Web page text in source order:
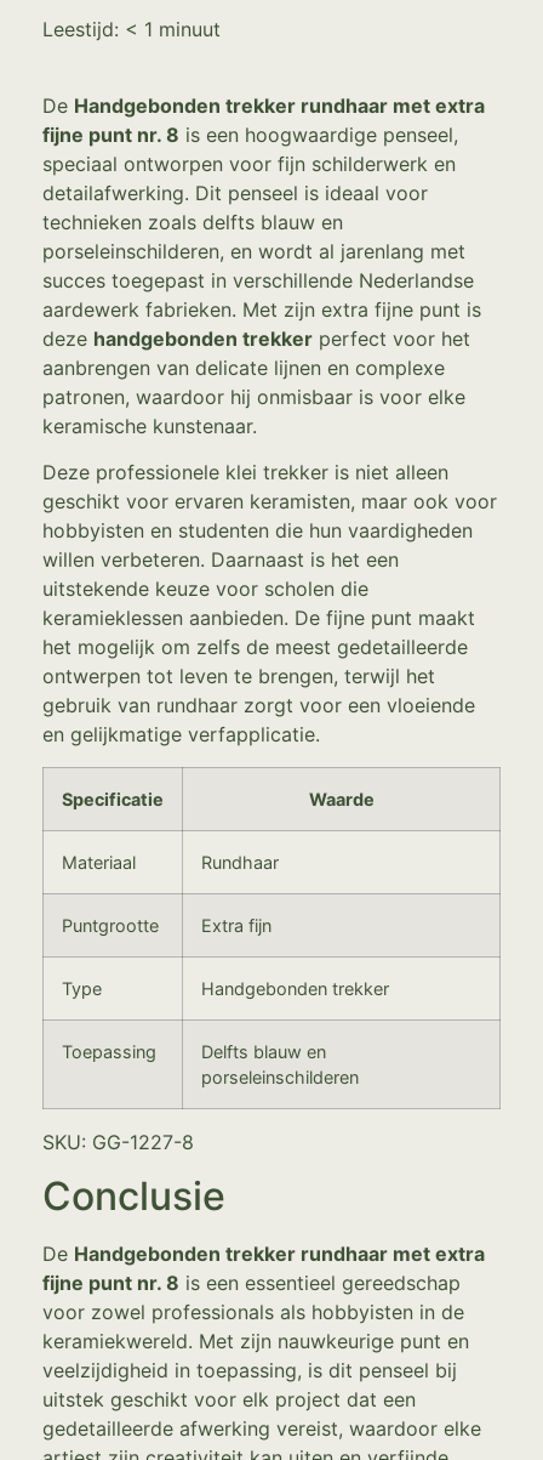
Leestijd: < 1 minuut
De Handgebonden trekker rundhaar met extra
fijne punt nr. 8 is een hoogwaardige penseel,
speciaal ontworpen voor fijn schilderwerk en
detailafwerking. Dit penseel is ideaal voor
technieken zoals delfts blauw en
porseleinschilderen, en wordt al jarenlang met
succes toegepast in verschillende Nederlandse
aardewerk fabrieken. Met zijn extra fijne punt is
deze handgebonden trekker perfect voor het
aanbrengen van delicate lijnen en complexe
patronen, waardoor hij onmisbaar is voor elke
keramische kunstenaar.
Deze professionele klei trekker is niet alleen
geschikt voor ervaren keramisten, maar ook voor
hobbyisten en studenten die hun vaardigheden
willen verbeteren. Daarnaast is het een
uitstekende keuze voor scholen die
keramieklessen aanbieden. De fijne punt maakt
het mogelijk om zelfs de meest gedetailleerde
ontwerpen tot leven te brengen, terwijl het
gebruik van rundhaar zorgt voor een vloeiende
en gelijkmatige verfapplicatie.
Specificatie Waarde
Materiaal Rundhaar
Puntgrootte Extra fijn
Type Handgebonden trekker
Toepassing
Delfts blauw en
porseleinschilderen
SKU: GG-1227-8
Conclusie
De Handgebonden trekker rundhaar met extra
fijne punt nr. 8 is een essentieel gereedschap
voor zowel professionals als hobbyisten in de
keramiekwereld. Met zijn nauwkeurige punt en
veelzijdigheid in toepassing, is dit penseel bij
uitstek geschikt voor elk project dat een
gedetailleerde afwerking vereist, waardoor elke